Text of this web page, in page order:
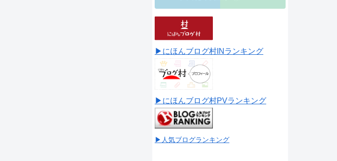
▶にほんブログ村INランキング
▶にほんブログ村PVランキング
▶人気ブログランキング